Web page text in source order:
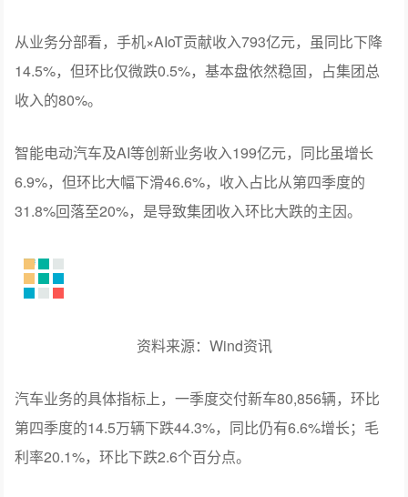
从业务分部看，手机×AIoT贡献收入793亿元，虽同比下降
14.5%，但环比仅微跌0.5%，基本盘依然稳固，占集团总
收入的80%。
智能电动汽车及AI等创新业务收入199亿元，同比虽增长
6.9%，但环比大幅下滑46.6%，收入占比从第四季度的
31.8%回落至20%，是导致集团收入环比大跌的主因。
汽车业务的具体指标上，一季度交付新车80,856辆，环比
利率20.1%，环比下跌2.6个百分点。
需要指出的是，汽车业务在2025年三季度首次实现盈利7亿